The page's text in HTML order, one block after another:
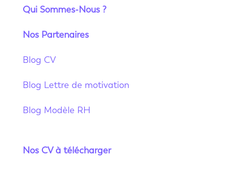
Qui Sommes-Nous ?
Nos Partenaires
Blog CV
Blog Lettre de motivation
Blog Modèle RH
Nos CV à télécharger